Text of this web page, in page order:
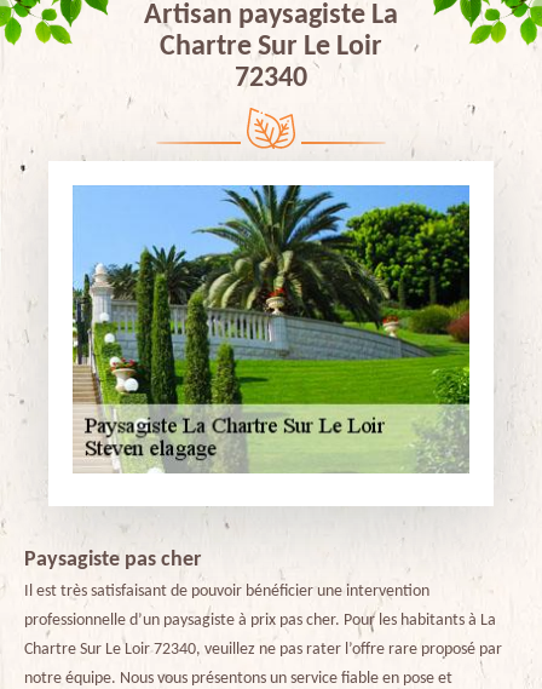
Artisan paysagiste La
Chartre Sur Le Loir
72340
Paysagiste pas cher
Il est très satisfaisant de pouvoir bénéficier une intervention
professionnelle d’un paysagiste à prix pas cher. Pour les habitants à La
Chartre Sur Le Loir 72340, veuillez ne pas rater l’offre rare proposé par
notre équipe. Nous vous présentons un service fiable en pose et